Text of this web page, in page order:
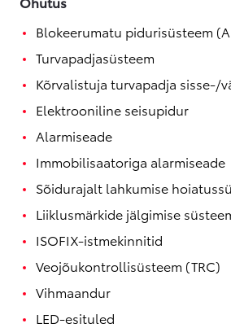
Blokeerumatu pidurisüsteem
Turvapadjasüsteem
Kõrvalistuja turvapadja sisse-/
Elektrooniline seisupidur
Alarmiseade
Immobilisaatoriga alarmiseade
Sõidurajalt lahkumise
Liiklusmärkide jälgimise
ISOFIX-istmekinnitid
Veojõukontrollisüsteem (TRC)
Vihmaandur
LED-esituled